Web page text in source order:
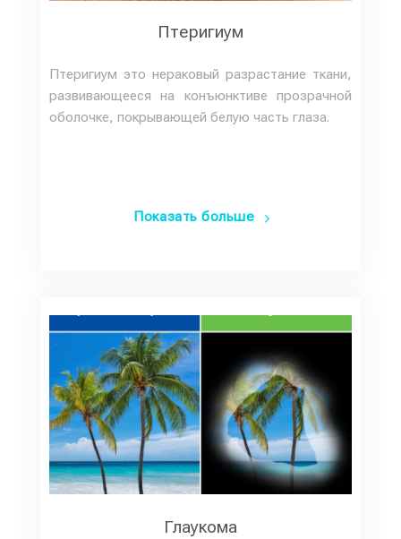
Птеригиум
Птеригиум это нераковый разрастание ткани,
развивающееся на конъюнктиве прозрачной
оболочке, покрывающей белую часть глаза.
Показать больше
Глаукома